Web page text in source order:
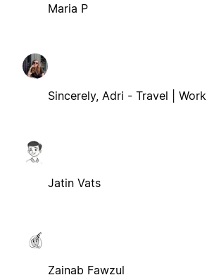
Maria P
Sincerely, Adri - Travel |
Jatin Vats
Zainab Fawzul